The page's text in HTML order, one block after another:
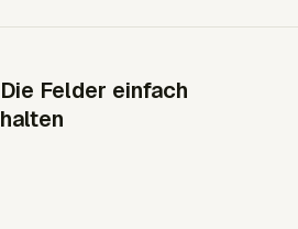
Die Felder einfach
halten